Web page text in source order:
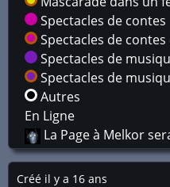
Spectacles de contes
Spectacles de
Spectacles de
Spectacles de
Autres
En Ligne
La Page à Melkor
Créé il y a 16 ans